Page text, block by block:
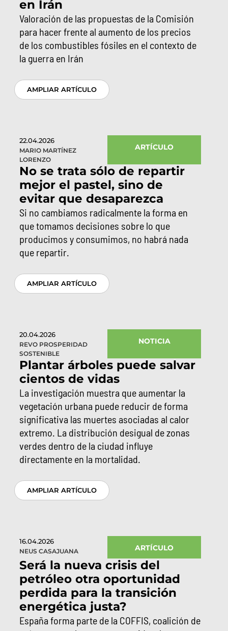
en Irán
Valoración de las propuestas de la Comisión
para hacer frente al aumento de los precios
de los combustibles fósiles en el contexto de
la guerra en Irán
AMPLIAR ARTÍCULO
22.04.2026
MARIO MARTÍNEZ
LORENZO
ARTÍCULO
No se trata sólo de repartir
mejor el pastel, sino de
evitar que desaparezca
Si no cambiamos radicalmente la forma en
que tomamos decisiones sobre lo que
producimos y consumimos, no habrá nada
que repartir.
AMPLIAR ARTÍCULO
20.04.2026
REVO PROSPERIDAD
SOSTENIBLE
NOTICIA
Plantar árboles puede salvar
cientos de vidas
La investigación muestra que aumentar la
vegetación urbana puede reducir de forma
significativa las muertes asociadas al calor
extremo. La distribución desigual de zonas
verdes dentro de la ciudad influye
directamente en la mortalidad.
AMPLIAR ARTÍCULO
16.04.2026
NEUS CASAJUANA ARTÍCULO
Será la nueva crisis del
petróleo otra oportunidad
perdida para la transición
energética justa?
España forma parte de la COFFIS, coalición de